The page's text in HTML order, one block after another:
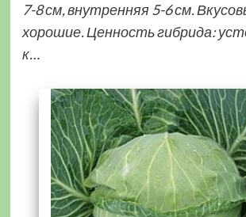
7-8 см, внутренняя 5-6 см.
хорошие. Ценность гибрида:
к…